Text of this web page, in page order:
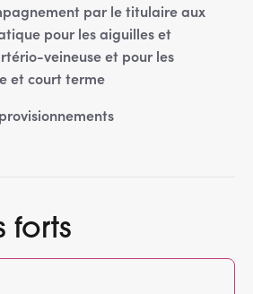
par le titulaire aux
pour les aiguilles et
veineuse et pour les
et court terme
forts